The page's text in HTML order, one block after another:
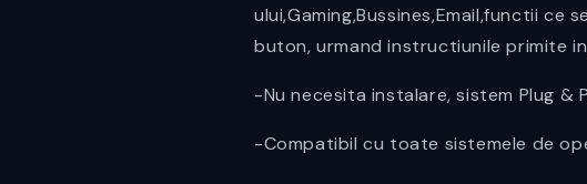
ului,Gaming,Bussines,Email,functii ce
buton, urmand instructiunile primite
-Nu necesita instalare, sistem Plug &
-Compatibil cu toate sistemele de